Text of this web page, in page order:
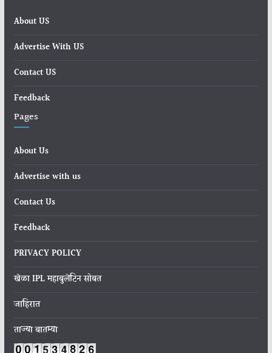
About US
Advertise With US
Contact US
Feedback
Pages
About Us
Advertise with us
Contact Us
Feedback
PRIVACY POLICY
खेळा IPL महाबुलेटिन सोबत
जाहिरात
ताज्या बातम्या